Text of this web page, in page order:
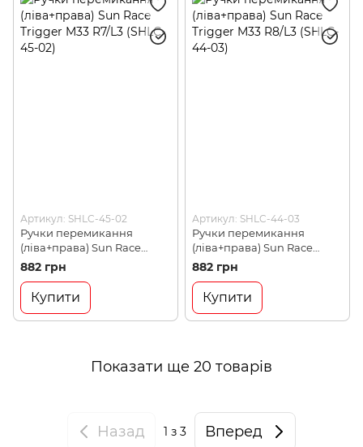
Артикул: SHLC-45-02
Ручки перемикання
(ліва+права) Sun Race
Trigger M33 R7/L3 (SHLC-45-
882 грн
Купити
Артикул: SHLC-44-03
Ручки перемикання
(ліва+права) Sun Race
Trigger M33 R8/L3 (SHLC-44-
882 грн
Купити
Показати ще 20 товарів
Назад 1 з 3 Вперед